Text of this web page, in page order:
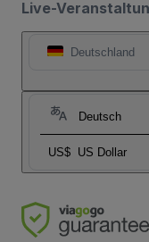
Live-
Deutschland
Deutsch
US$ US Dollar